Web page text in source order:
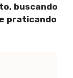
buscando
praticando